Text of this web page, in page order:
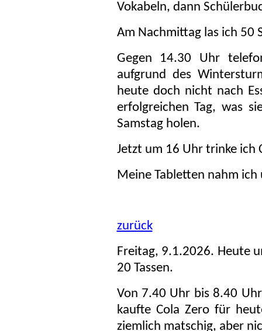
Vokabeln, dann
Am Nachmittag las ich 50
Gegen 14.30 Uhr
aufgrund des
heute doch nicht nach
erfolgreichen Tag, was
Samstag holen.
Jetzt um 16 Uhr trinke ich
Meine Tabletten nahm ich
zurück
Freitag, 9.1.2026. Heute
20 Tassen.
Von 7.40 Uhr bis 8.40
kaufte Cola Zero für
ziemlich matschig, aber